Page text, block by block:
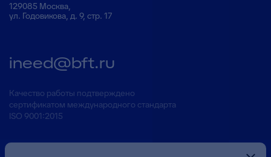
129085 Москва,
ул. Годовикова, д. 9, стр. 17
ineed@bft.ru
Качество работы подтверждено
сертификатом международного стандарта
ISO 9001:2015